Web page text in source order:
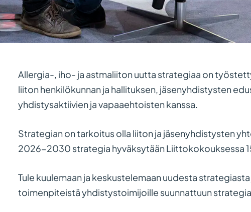
Allergia-, iho- ja astmaliiton uutta strategiaa on
liiton henkilökunnan ja hallituksen, jäsenyhdistysten
yhdistysaktiivien ja vapaaehtoisten kanssa.
Strategian on tarkoitus olla liiton ja jäsenyhdistysten
2026-2030 strategia hyväksytään Liittokokouksessa
Tule kuulemaan ja keskustelemaan uudesta
toimenpiteistä yhdistystoimijoille suunnattuun